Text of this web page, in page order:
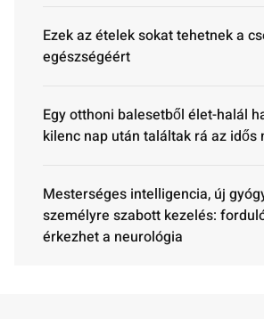
Ezek az ételek sokat tehetnek a
egészségéért
Egy otthoni balesetből élet-halál
kilenc nap után találtak rá az idős
Mesterséges intelligencia, új
személyre szabott kezelés:
érkezhet a neurológia